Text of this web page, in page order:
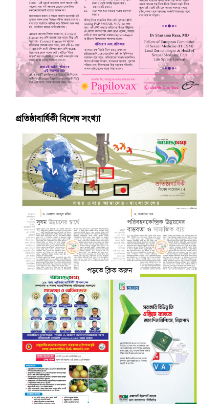
প্রতিষ্ঠাবার্ষিকী বিশেষ সংখ্যা
পড়তে ক্লিক করুন